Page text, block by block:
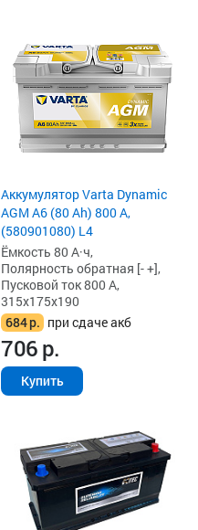
Аккумулятор Varta Dynamic
AGM A6 (80 Ah) 800 А,
(580901080) L4
Ёмкость 80 А·ч,
Полярность обратная [- +],
Пусковой ток 800 А,
315x175x190
684р. при сдаче акб
706р.
Купить